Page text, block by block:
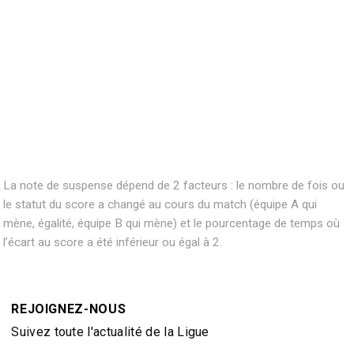
La note de suspense dépend de 2 facteurs : le nombre de fois ou
le statut du score a changé au cours du match (équipe A qui
mène, égalité, équipe B qui mène) et le pourcentage de temps où
l’écart au score a été inférieur ou égal à 2.
REJOIGNEZ-NOUS
Suivez toute l'actualité de la Ligue